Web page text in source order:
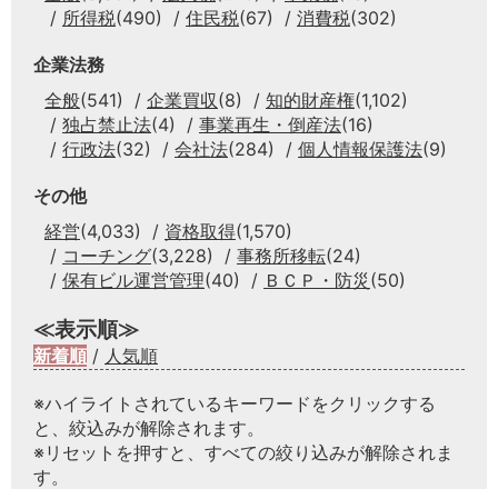
所得税(490) 住民税(67) 消費税(302)
企業法務
全般(541) 企業買収(8) 知的財産権(1,102)
独占禁止法(4) 事業再生・倒産法(16)
行政法(32) 会社法(284) 個人情報保護法(9)
その他
経営(4,033) 資格取得(1,570)
コーチング(3,228) 事務所移転(24)
保有ビル運営管理(40) ＢＣＰ・防災 (50)
≪表示順≫
新着順 / 人気順
※ハイライトされているキーワードをクリックする
と、絞込みが解除されます。
※リセットを押すと、すべての絞り込みが解除されま
す。